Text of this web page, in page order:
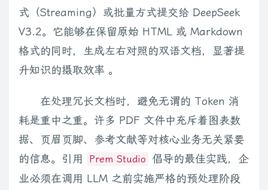
式（Streaming）或批量方式提交给 DeepSeek
V3.2。它能够在保留原始 HTML 或 Markdown
格式的同时，生成左右对照的双语文档，显著提
升知识的摄取效率 。
在处理冗长文档时，避免无谓的 Token 消
耗是重中之重。许多 PDF 文件中充斥着图表数
据、页眉页脚、参考文献等对核心业务无关紧要
的信息。引用
Prem Studio 倡导的最佳实践，企
业必须在调用 LLM 之前实施严格的预处理阶段